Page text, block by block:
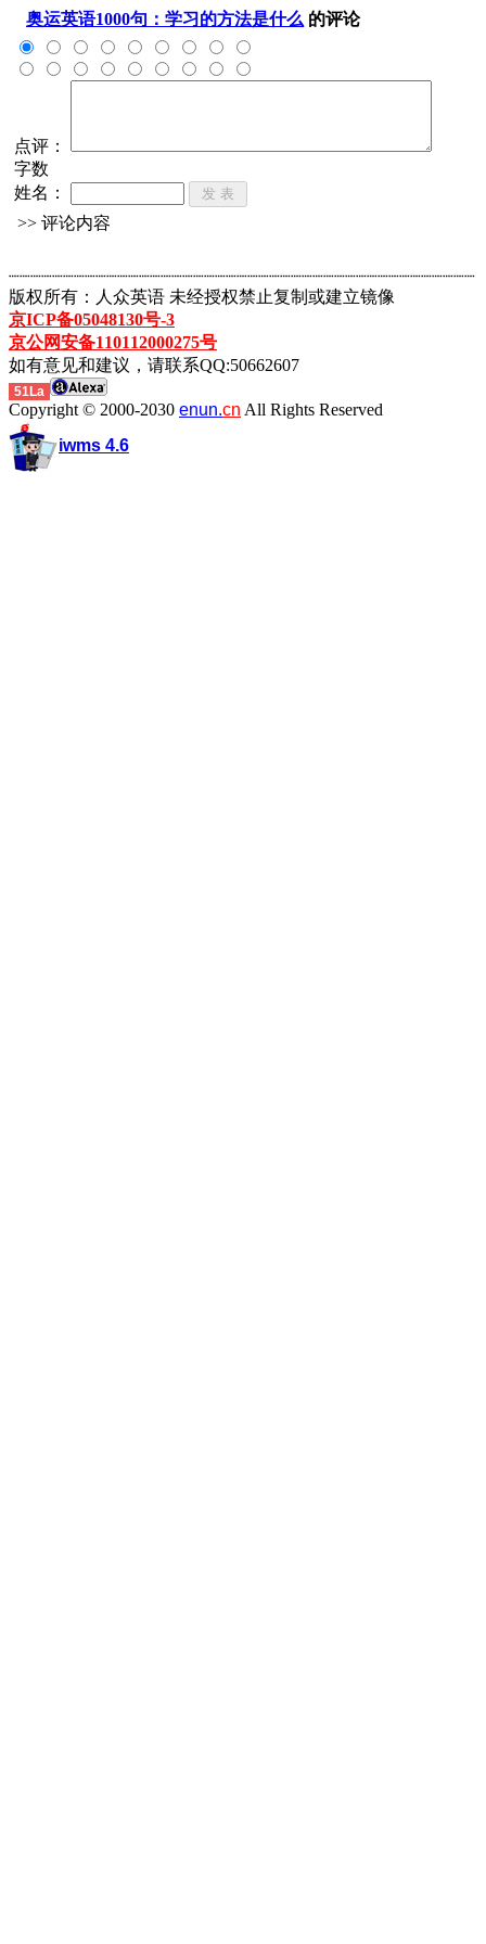
奥运英语1000句：学习的方法是什么 的评论
点评：
字数
姓名：
>> 评论内容
┈┈┈┈┈┈┈┈┈┈┈┈┈┈┈┈┈┈┈┈┈┈┈┈┈┈┈┈┈┈┈┈┈┈┈┈┈┈┈┈┈┈┈
版权所有：人众英语 未经授权禁止复制或建立镜像
京ICP备05048130号-3
京公网安备110112000275号
如有意见和建议，请联系QQ:50662607
51La
Copyright © 2000-2030 enun.cn All Rights Reserved
iwms 4.6